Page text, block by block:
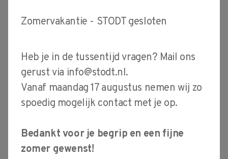
je daarop voor?
Aanmelden
Zomervakantie - STODT gesloten
Heb je in de tussentijd vragen? Mail ons
gerust via info@stodt.nl.
Vanaf maandag 17 augustus nemen wij zo
spoedig mogelijk contact met je op.
Bedankt voor je begrip en een fijne
zomer gewenst!